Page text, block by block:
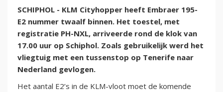
SCHIPHOL - KLM Cityhopper heeft Embraer 195-
E2 nummer twaalf binnen. Het toestel, met
registratie PH-NXL, arriveerde rond de klok van
17.00 uur op Schiphol. Zoals gebruikelijk werd het
vliegtuig met een tussenstop op Tenerife naar
Nederland gevlogen.
Het aantal E2’s in de KLM-vloot moet de komende